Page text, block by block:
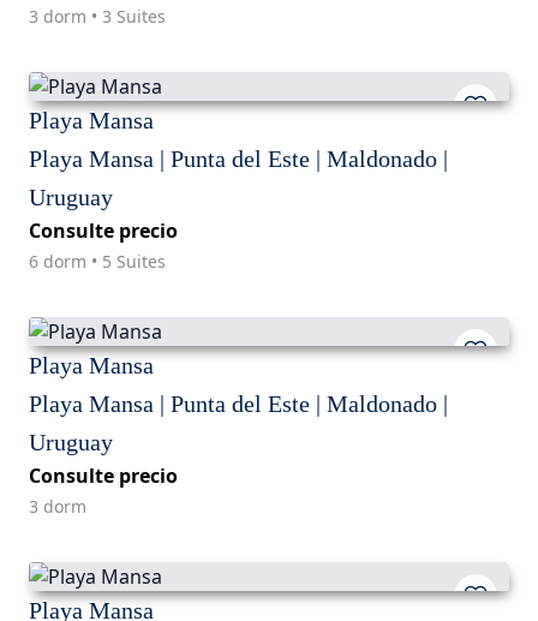
3 dorm • 3 Suites
Playa Mansa
Playa Mansa | Punta del Este | Maldonado |
Uruguay
Consulte precio
6 dorm • 5 Suites
Playa Mansa
Playa Mansa | Punta del Este | Maldonado |
Uruguay
Consulte precio
3 dorm
Playa Mansa